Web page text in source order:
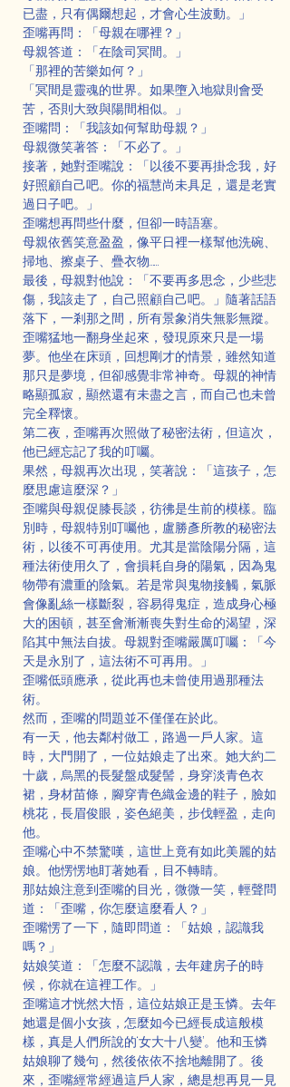
已盡，只有偶爾想起，才會心生波動。」
歪嘴再問：「母親在哪裡？」
母親答道：「在陰司冥間。」
「那裡的苦樂如何？」
「冥間是靈魂的世界。如果墮入地獄則會受
苦，否則大致與陽間相似。」
歪嘴問：「我該如何幫助母親？」
母親微笑著答：「不必了。」
接著，她對歪嘴說：「以後不要再掛念我，好
好照顧自己吧。你的福慧尚未具足，還是老實
過日子吧。」
歪嘴想再問些什麼，但卻一時語塞。
母親依舊笑意盈盈，像平日裡一樣幫他洗碗、
掃地、擦桌子、疊衣物……
最後，母親對他說：「不要再多思念，少些悲
傷，我該走了，自己照顧自己吧。」隨著話語
落下，一剎那之間，所有景象消失無影無蹤。
歪嘴猛地一翻身坐起來，發現原來只是一場
夢。他坐在床頭，回想剛才的情景，雖然知道
那只是夢境，但卻感覺非常神奇。母親的神情
略顯孤寂，顯然還有未盡之言，而自己也未曾
完全釋懷。
第二夜，歪嘴再次照做了秘密法術，但這次，
他已經忘記了我的叮囑。
果然，母親再次出現，笑著說：「這孩子，怎
麼思慮這麼深？」
歪嘴與母親促膝長談，彷彿是生前的模樣。臨
別時，母親特別叮囑他，盧勝彥所教的秘密法
術，以後不可再使用。尤其是當陰陽分隔，這
種法術使用久了，會損耗自身的陽氣，因為鬼
物帶有濃重的陰氣。若是常與鬼物接觸，氣脈
會像亂絲一樣斷裂，容易得鬼症，造成身心極
大的困頓，甚至會漸漸喪失對生命的渴望，深
陷其中無法自拔。母親對歪嘴嚴厲叮囑：「今
天是永別了，這法術不可再用。」
歪嘴低頭應承，從此再也未曾使用過那種法
術。
然而，歪嘴的問題並不僅僅在於此。
有一天，他去鄰村做工，路過一戶人家。這
時，大門開了，一位姑娘走了出來。她大約二
十歲，烏黑的長髮盤成髮髻，身穿淡青色衣
裙，身材苗條，腳穿青色織金邊的鞋子，臉如
桃花，長眉俊眼，姿色絕美，步伐輕盈，走向
他。
歪嘴心中不禁驚嘆，這世上竟有如此美麗的姑
娘。他愣愣地盯著她看，目不轉睛。
那姑娘注意到歪嘴的目光，微微一笑，輕聲問
道：「歪嘴，你怎麼這麼看人？」
歪嘴愣了一下，隨即問道：「姑娘，認識我
嗎？」
姑娘笑道：「怎麼不認識，去年建房子的時
候，你就在這裡工作。」
歪嘴這才恍然大悟，這位姑娘正是玉憐。去年
她還是個小女孩，怎麼如今已經長成這般模
樣，真是人們所說的‘女大十八變’。他和玉憐
姑娘聊了幾句，然後依依不捨地離開了。後
來，歪嘴經常經過這戶人家，總是想再見一見